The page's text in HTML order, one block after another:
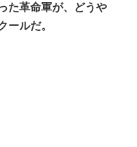
た革命軍が、どうや
ールだ。